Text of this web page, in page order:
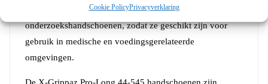
Cookie PolicyPrivacyverklaring
voldoen aan de vereisten van EN 455 voor medische
onderzoekshandschoenen, zodat ze geschikt zijn voor
gebruik in medische en voedingsgerelateerde
omgevingen.